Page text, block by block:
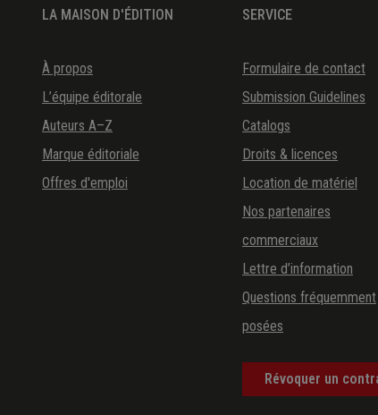
LA MAISON D'ÉDITION
À propos
L’équipe éditorale
Auteurs A–Z
Marque éditoriale
Offres d'emploi
SERVICE
Formulaire de contact
Submission Guidelines
Catalogs
Droits & licences
Location de matériel
Nos partenaires
commerciaux
Lettre d’information
Questions fréquemment
posées
Révoquer un